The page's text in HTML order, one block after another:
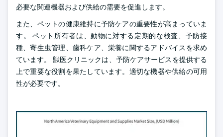
必要な関連機器および供給の需要を促進します。
また、ペットの健康維持に予防ケアの重要性が高まっていま
す。 ペット所有者は、動物に対する定期的な検査、予防接
種、寄生虫管理、歯科ケア、栄養に関するアドバイスを求め
ています。 獣医クリニックは、予防ケアサービスを提供する
上で重要な役割を果たしています。適切な機器や供給の可用
性が必要です。